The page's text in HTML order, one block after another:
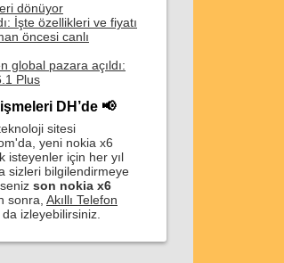
dönüyor
İşte özellikleri ve fiyatı
öncesi canlı
global pazara açıldı:
Plus
DH’de 📢
sitesi
yeni nokia x6
isteyenler için her yıl
sizleri bilgilendirmeye
son nokia x6
sonra, Akıllı Telefon
da izleyebilirsiniz.